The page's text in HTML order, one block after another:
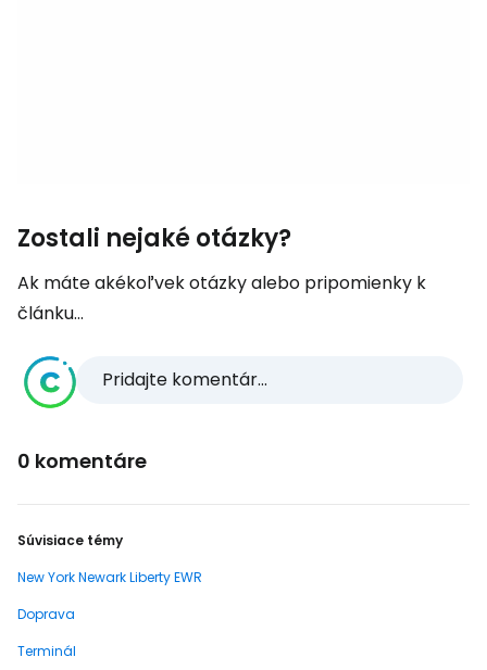
Zostali nejaké otázky?
Ak máte akékoľvek otázky alebo pripomienky k
článku...
Pridajte komentár...
0 komentáre
Súvisiace témy
New York Newark Liberty EWR
Doprava
Terminál